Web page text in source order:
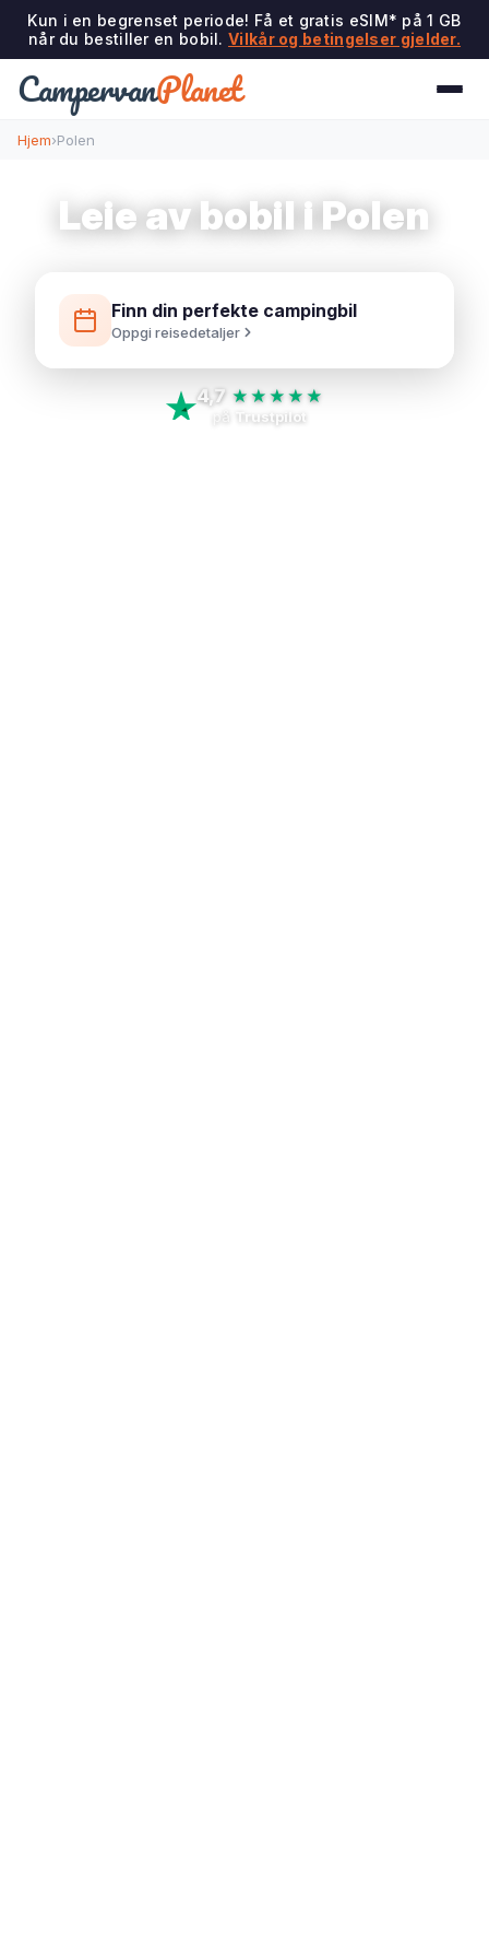
Kun i en begrenset periode! Få et gratis eSIM* på 1 GB
når du bestiller en bobil.Vilkår og betingelser gjelder.
CampervanPlanet
Hjem›Polen
Leie av bobil i Polen
Finn din perfekte campingbil
Oppgi reisedetaljer
4,7 ★★★★★
på Trustpilot